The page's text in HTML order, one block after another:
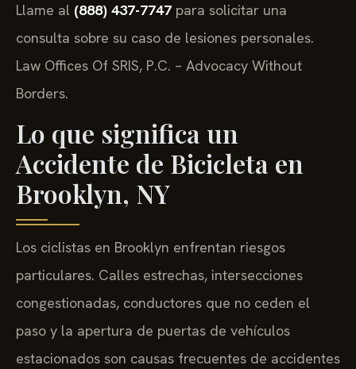
Llame al (888) 437-7747 para solicitar una
consulta sobre su caso de lesiones personales.
Law Offices Of SRIS, P.C. – Advocacy Without
Borders.
Lo que significa un
Accidente de Bicicleta en
Brooklyn, NY
Los ciclistas en Brooklyn enfrentan riesgos
particulares. Calles estrechas, intersecciones
congestionadas, conductores que no ceden el
paso y la apertura de puertas de vehículos
estacionados son causas frecuentes de accidentes